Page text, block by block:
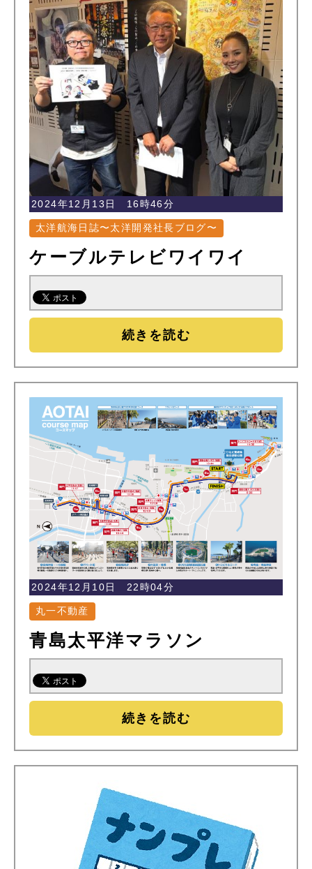
2024年12月13日 16時46分
太洋航海日誌〜太洋開発社長ブログ〜
ケーブルテレビワイワイ
続きを読む
2024年12月10日 22時04分
丸一不動産
青島太平洋マラソン
続きを読む